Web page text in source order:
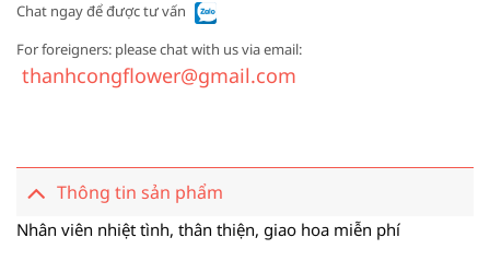
Chat ngay để được tư vấn
For foreigners: please chat with us via email:
thanhcongflower@gmail.com
Thông tin sản phẩm
Nhân viên nhiệt tình, thân thiện, giao hoa miễn phí